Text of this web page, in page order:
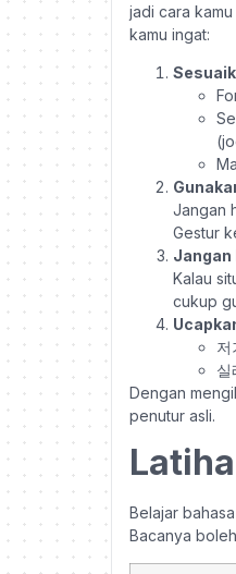
jadi cara
kamu ingat:
Jangan
Gestur
Jangan
Kalau
cukup
Dengan
penutur asli.
Belajar
Bacanya